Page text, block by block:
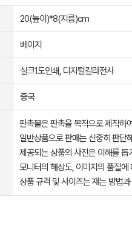
20(높이)*8(지름)cm
베이지
실크1도인쇄, 디지털칼라전사
중국
판촉물은 판촉을 목적으로 제작하
일반상품으로 판매는 신중히 판단
제공되는 상품의 사진은 이해를
모니터의 해상도, 이미지의 품질
상품 규격 및 사이즈는 재는 방법